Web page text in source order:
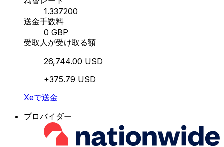
1.337200
送金手数料
0 GBP
受取人が受け取る額
26,744.00 USD
+375.79 USD
Xeで送金
プロバイダー